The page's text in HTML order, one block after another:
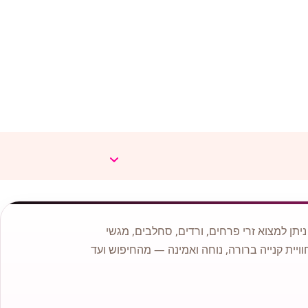
למצוא זרי פרחים, ורדים, סחלבים, מגשי
קנייה ברורה, נוחה ואמינה — מהחיפוש ועד